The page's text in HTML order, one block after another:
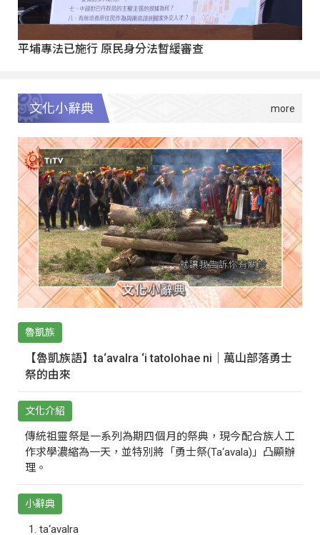
平埔專法已施行 原民身分法暫緩審查
文化小辭典
魯凱族
【魯凱族語】ta‘avalra ‘i tatolohae ni｜萬山部落勇士
祭的由來
文化介紹
傳統祖靈祭是一系列為期四個月的祭典，現今配合族人工
作求學濃縮為一天，並特別將「勇士祭(Ta‘avala)」凸顯辦
理。
小辭典
ta‘avalra